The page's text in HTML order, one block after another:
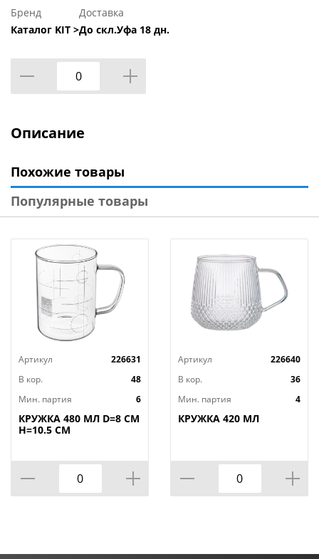
Бренд
Каталог KIT >
Доставка
До скл.Уфа 18 дн.
Описание
Похожие товары
Популярные товары
Артикул
226631
В кор.
48
Мин. партия
6
КРУЖКА 480 МЛ D=8 СМ
H=10.5 СМ
Артикул
226640
В кор.
36
Мин. партия
4
КРУЖКА 420 МЛ